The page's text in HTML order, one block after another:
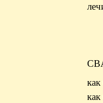
как